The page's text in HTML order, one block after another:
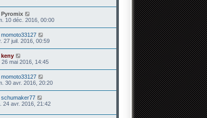
Pyromix
10 déc. 2016, 00:00
momoto33127
27 juil. 2016, 00:59
keny
26 mai 2016, 14:45
momoto33127
30 avr. 2016, 20:20
schumaker77
24 avr. 2016, 21:42